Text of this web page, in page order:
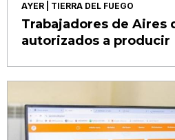
AYER | TIERRA DEL FUEGO
Trabajadores de Aires
autorizados a producir